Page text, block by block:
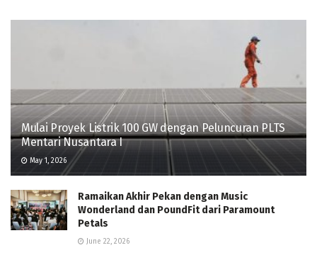
Mulai Proyek Listrik 100 GW dengan Peluncuran PLTS
Mentari Nusantara I
May 1, 2026
Ramaikan Akhir Pekan dengan Music
Wonderland dan PoundFit dari Paramount
Petals
June 22, 2026